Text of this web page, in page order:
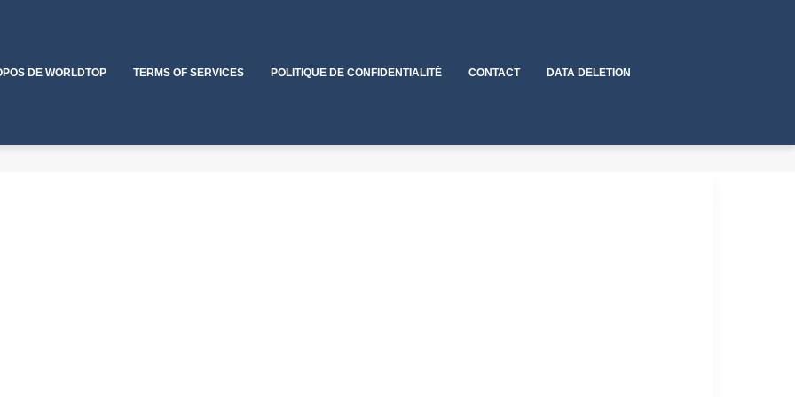
DE WORLDTOP TERMS OF SERVICES POLITIQUE DE CONFIDENTIALITÉ CONTACT DATA DELETION